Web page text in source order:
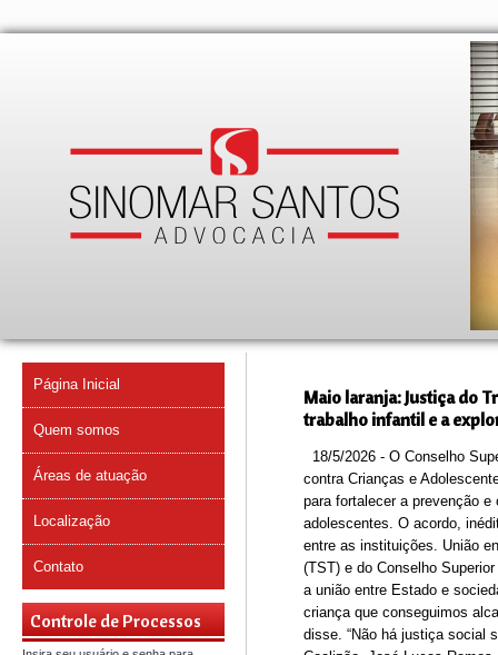
Página Inicial
Quem somos
Áreas de atuação
Localização
Contato
Controle de Processos
Maio laranja: Justiça do
trabalho infantil e a
18/5/2026 - O Conselho
contra Crianças e
para fortalecer a prevenção
adolescentes. O acordo,
entre as instituições. União
(TST) e do Conselho
a união entre Estado e
criança que conseguimos
disse. “Não há justiça social